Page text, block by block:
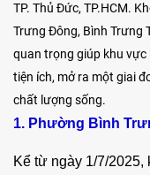
TP. Thủ Đức, TP.HCM.
Trưng Đông, Bình Trưng
quan trọng giúp khu vực
tiện ích, mở ra một giai
chất lượng sống.
1. Phường Bình
Kể từ ngày 1/7/